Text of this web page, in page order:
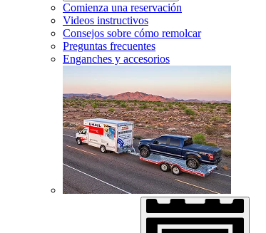
Comienza una reservación
Videos instructivos
Consejos sobre cómo remolcar
Preguntas frecuentes
Enganches y accesorios